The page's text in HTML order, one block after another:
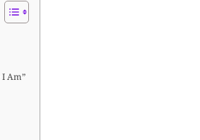
Am”